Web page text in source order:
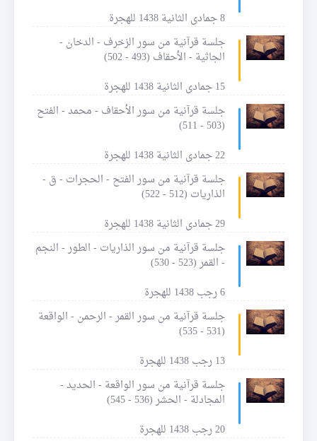
8 جمادى الثانية 1438 للهجرة
جلسة قرآنية من سور الزخرف - الدخان -
الجاثية - الأحقاف (493 - 502)
15 جمادى الثانية 1438 للهجرة
جلسة قرآنية من سور الأحقاف - محمد - الفتح
(503 - 511)
22 جمادى الثانية 1438 للهجرة
جلسة قرآنية من سور الفتح - الحجرات - ق -
الذاريات (512 - 522)
29 جمادى الثانية 1438 للهجرة
جلسة قرآنية من سور الذاريات - الطور - النجم
- القمر (523 - 530)
6 رجب 1438 للهجرة
جلسة قرآنية من سور القمر - الرحمن - الواقعة
(531 - 535)
13 رجب 1438 للهجرة
جلسة قرآنية من سور الواقعة - الحديد -
المجادلة - الحشر (536 - 545)
20 رجب 1438 للهجرة